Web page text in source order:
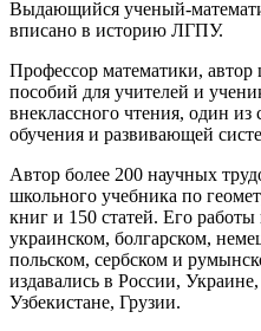
Выдающийся ученый-
вписано в историю ЛГПУ.
Профессор математики,
пособий для учителей и
внеклассного чтения, один из
обучения и развивающей
Автор более 200 научных
школьного учебника по
книг и 150 статей. Его работы
украинском, болгарском,
польском, сербском и
издавались в России,
Узбекистане, Грузии.